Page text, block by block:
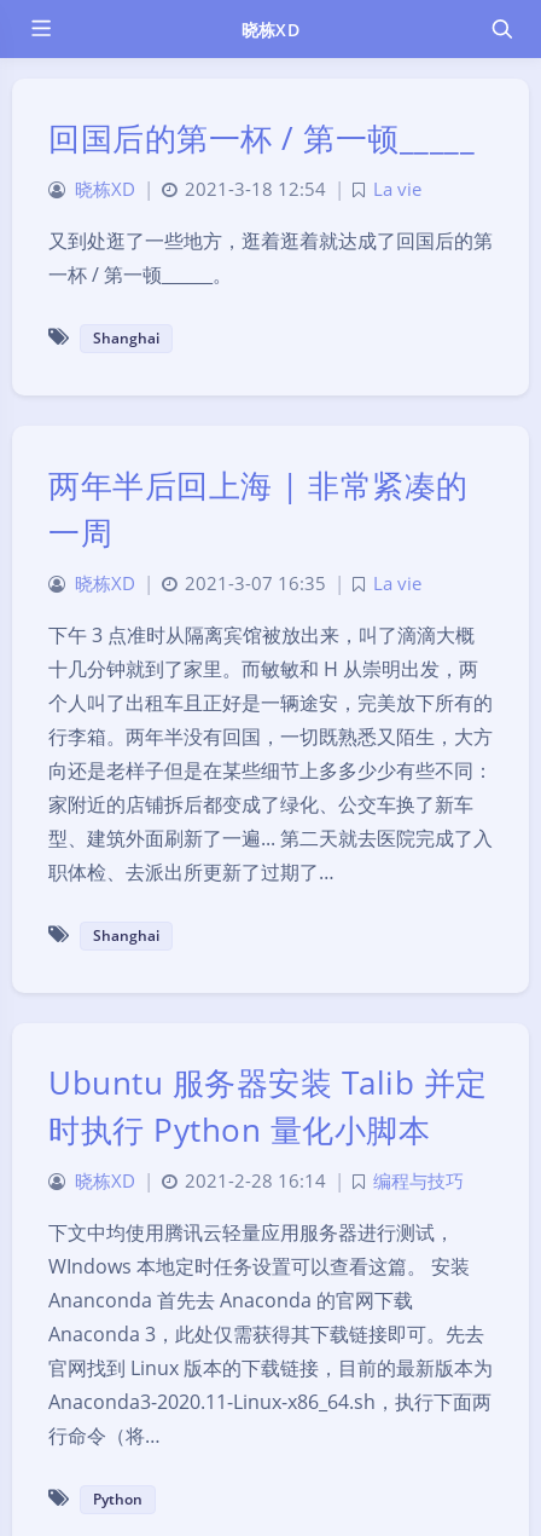
晓栋XD
回国后的第一杯 / 第一顿_____
晓栋XD | 2021-3-18 12:54 | La vie
又到处逛了一些地方，逛着逛着就达成了回国后的第
一杯 / 第一顿______。
Shanghai
两年半后回上海 | 非常紧凑的
一周
晓栋XD | 2021-3-07 16:35 | La vie
下午 3 点准时从隔离宾馆被放出来，叫了滴滴大概
十几分钟就到了家里。而敏敏和 H 从崇明出发，两
个人叫了出租车且正好是一辆途安，完美放下所有的
行李箱。两年半没有回国，一切既熟悉又陌生，大方
向还是老样子但是在某些细节上多多少少有些不同：
家附近的店铺拆后都变成了绿化、公交车换了新车
型、建筑外面刷新了一遍... 第二天就去医院完成了入
职体检、去派出所更新了过期了…
Shanghai
Ubuntu 服务器安装 Talib 并定
时执行 Python 量化小脚本
晓栋XD | 2021-2-28 16:14 | 编程与技巧
下文中均使用腾讯云轻量应用服务器进行测试，
WIndows 本地定时任务设置可以查看这篇。 安装
Ananconda 首先去 Anaconda 的官网下载
Anaconda 3，此处仅需获得其下载链接即可。先去
官网找到 Linux 版本的下载链接，目前的最新版本为
Anaconda3-2020.11-Linux-x86_64.sh，执行下面两
行命令（将…
Python